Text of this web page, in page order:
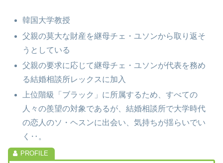
韓国大学教授
父親の莫大な財産を継母チェ・ユソンから取り返そ
うとしている
父親の要求に応じて継母チェ・ユソンが代表を務め
る結婚相談所レックスに加入
上位階級「ブラック」に所属するため、すべての
人々の羨望の対象であるが、結婚相談所で大学時代
の恋人のソ・ヘスンに出会い、気持ちが揺らいでい
く‥。